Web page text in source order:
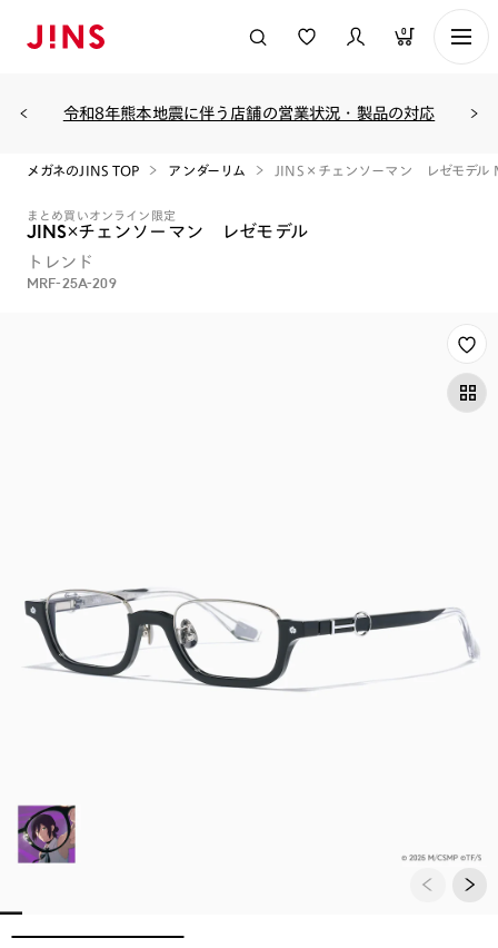
0
令和8年熊本地震に伴う店舗の営業状況・製品の対応
メガネのJINS TOP アンダーリム JINS×チェンソーマン レゼモデル
まとめ買いオンライン限定
JINS×チェンソーマン レゼモデル
トレンド
MRF-25A-209